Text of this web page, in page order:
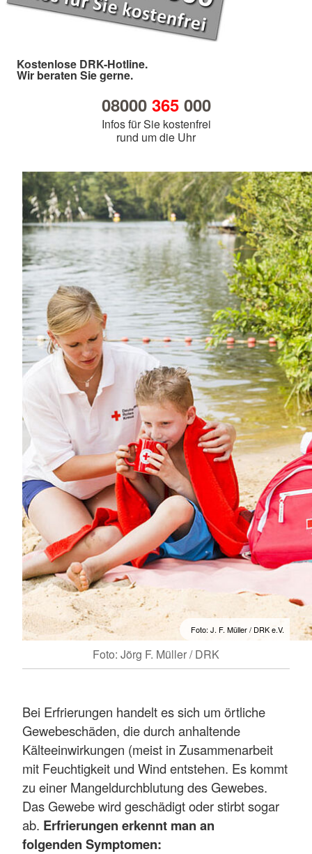
Kostenlose DRK-Hotline.
Wir beraten Sie gerne.
08000 365000
Infos für Sie kostenfrei
rund um die Uhr
Foto: J. F. Müller / DRK e.V.
Foto: Jörg F. Müller / DRK
Bei Erfrierungen handelt es sich um örtliche
Gewebeschäden, die durch anhaltende
Kälteeinwirkungen (meist in Zusammenarbeit
mit Feuchtigkeit und Wind entstehen. Es kommt
zu einer Mangeldurchblutung des Gewebes.
Das Gewebe wird geschädigt oder stirbt sogar
ab. Erfrierungen erkennt man an
folgenden Symptomen: